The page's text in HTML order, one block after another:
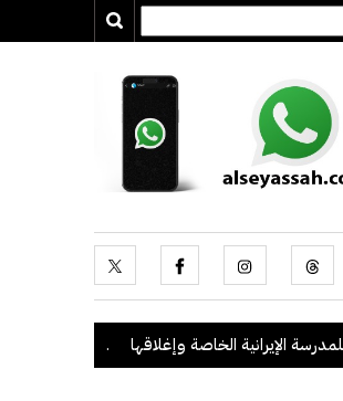
الخاصة وإغلاقها . "الداخلية": ضبط 56 مخالفاً في حملة أمنية مشتركة بالتعاون مع "القوى العاملة"